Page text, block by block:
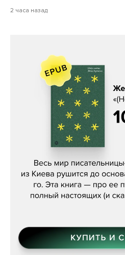
2 часа назад
Женя Бережная,